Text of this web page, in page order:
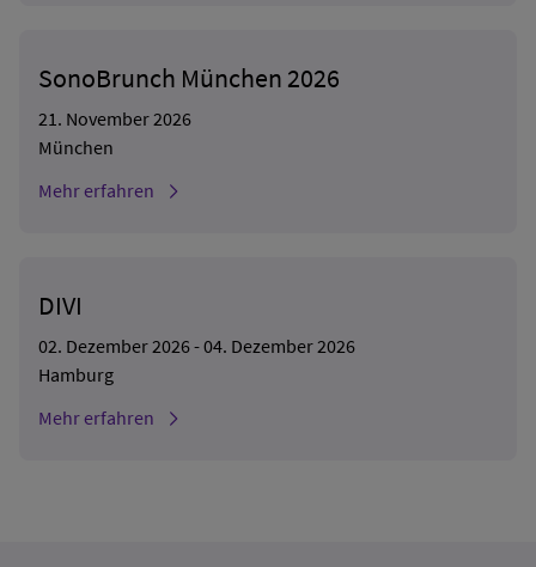
SonoBrunch München 2026
21. November 2026
München
Mehr erfahren
DIVI
02. Dezember 2026 - 04. Dezember 2026
Hamburg
Mehr erfahren